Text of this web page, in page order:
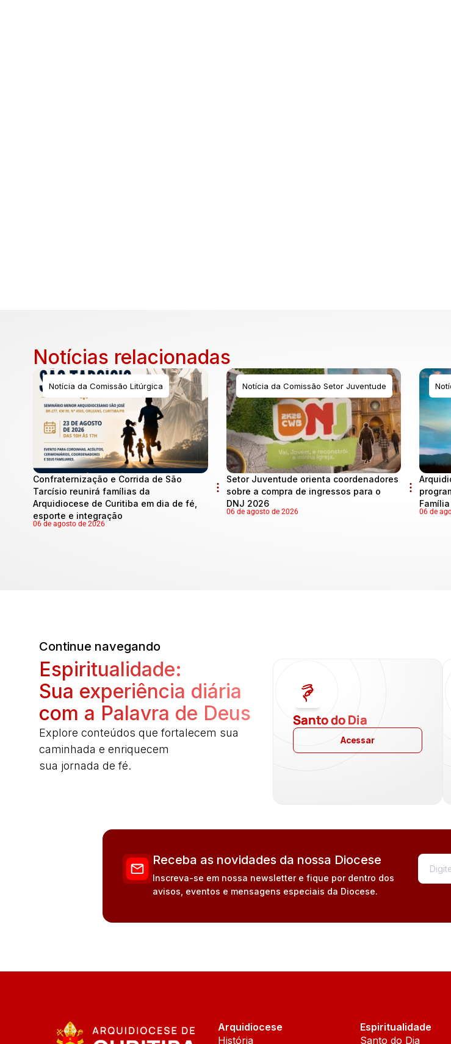
Notícias relacionadas
Notícia da Comissão Litúrgica
Confraternização e Corrida de São
Tarcísio reunirá famílias da
Arquidiocese de Curitiba em dia de fé,
esporte e integração
06 de agosto de 2026
Notícia da Comissão Setor Juventude
Setor Juventude orienta coordenadores
sobre a compra de ingressos para o
DNJ 2026
06 de agosto de 2026 06 de
Continue navegando
Espiritualidade:
Sua experiência diária
com a Palavra de Deus
Explore conteúdos que fortalecem sua
caminhada e enriquecem
sua jornada de fé.
Santo do Dia
Acessar
Receba as novidades da nossa Diocese
Inscreva-se em nossa newsletter e fique por dentro dos
avisos, eventos e mensagens especiais da Diocese.
Arquidiocese
História
Espiritualidade
Santo do Dia